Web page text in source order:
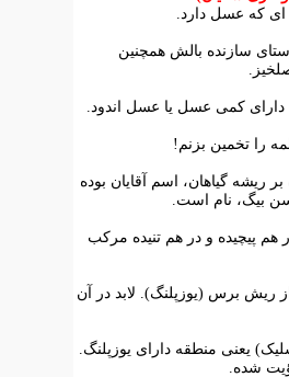
ای که عسل دارد.
سازنده بالش همچنین
دارای کمی عسل یا عسل اندود.
را تخمین بزنم!
ریشه گیاهان، اسم آقایان بوده
بیگ، نام است.
هم پیچیده و در هم تنیده مرکب
ریش برس (یوزپلنگ). لابد در آن
یعنی منطقه دارای یوزپلنگ.
شده.